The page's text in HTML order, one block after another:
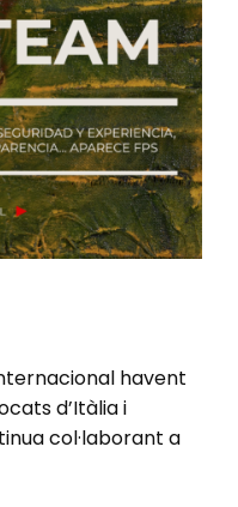
havent
d’Itàlia i
col·laborant a